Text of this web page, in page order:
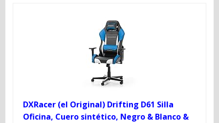
DXRacer (el Original) Drifting D61 Silla
Oficina, Cuero sintético, Negro & Blanco &